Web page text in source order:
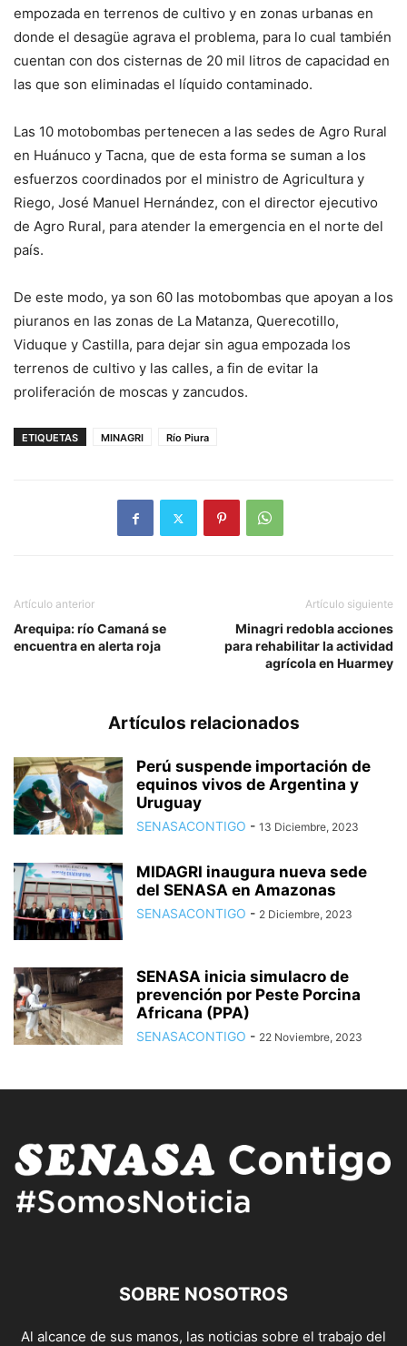
empozada en terrenos de cultivo y en zonas urbanas en
donde el desagüe agrava el problema, para lo cual también
cuentan con dos cisternas de 20 mil litros de capacidad en
las que son eliminadas el líquido contaminado.
Las 10 motobombas pertenecen a las sedes de Agro Rural
en Huánuco y Tacna, que de esta forma se suman a los
esfuerzos coordinados por el ministro de Agricultura y
Riego, José Manuel Hernández, con el director ejecutivo
de Agro Rural, para atender la emergencia en el norte del
país.
De este modo, ya son 60 las motobombas que apoyan a los
piuranos en las zonas de La Matanza, Querecotillo,
Viduque y Castilla, para dejar sin agua empozada los
terrenos de cultivo y las calles, a fin de evitar la
proliferación de moscas y zancudos.
ETIQUETAS MINAGRI Río Piura
Artículo anterior
Arequipa: río Camaná se
encuentra en alerta roja
Artículo siguiente
Minagri redobla acciones
para rehabilitar la actividad
agrícola en Huarmey
Artículos relacionados
Perú suspende importación de
equinos vivos de Argentina y
Uruguay
SENASACONTIGO - 13 Diciembre, 2023
MIDAGRI inaugura nueva sede
del SENASA en Amazonas
SENASACONTIGO - 2 Diciembre, 2023
SENASA inicia simulacro de
prevención por Peste Porcina
Africana (PPA)
SENASACONTIGO - 22 Noviembre, 2023
SOBRE NOSOTROS
Al alcance de sus manos, las noticias sobre el trabajo del